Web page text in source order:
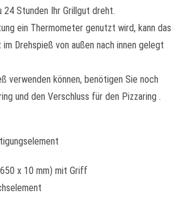
24 Stunden Ihr Grillgut dreht.
ein Thermometer genutzt wird, kann das
Drehspieß von außen nach innen gelegt
verwenden können, benötigen Sie noch
und den Verschluss für den Pizzaring .
x 10 mm) mit Griff